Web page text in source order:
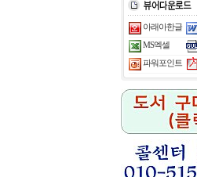
아래아한글
MS엑셀
파워포인트